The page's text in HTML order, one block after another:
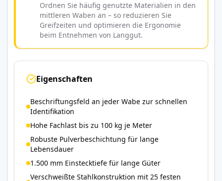
Ordnen Sie häufig genutzte Materialien in den
mittleren Waben an – so reduzieren Sie
Greifzeiten und optimieren die Ergonomie
beim Entnehmen von Langgut.
Eigenschaften
Beschriftungsfeld an jeder Wabe zur schnellen
Identifikation
Hohe Fachlast bis zu 100 kg je Meter
Robuste Pulverbeschichtung für lange
Lebensdauer
1.500 mm Einstecktiefe für lange Güter
Verschweißte Stahlkonstruktion mit 25 festen